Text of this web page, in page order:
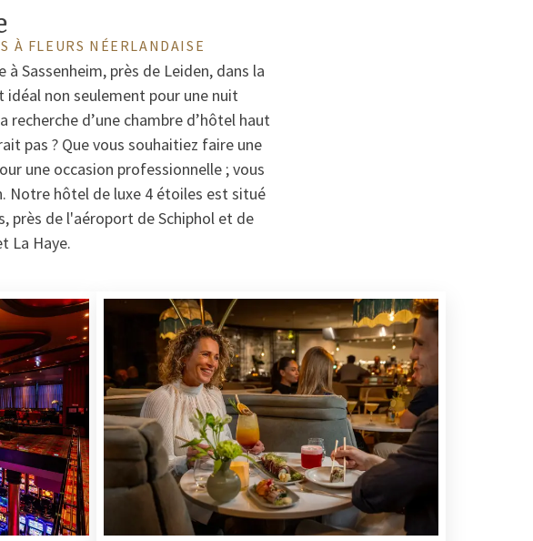
À FLEURS NÉERLANDAISE
Sassenheim, près de Leiden, dans la
non seulement pour une nuit
recherche d’une chambre d’hôtel haut
pas ? Que vous souhaitiez faire une
une occasion professionnelle ; vous
Notre hôtel de luxe 4 étoiles est situé
près de l'aéroport de Schiphol et de
La Haye.